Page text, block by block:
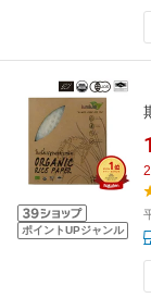
ポイントUPジャンル